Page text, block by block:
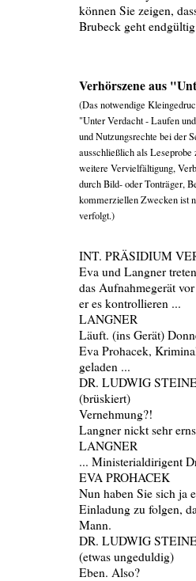
können Sie zeigen,
Brubeck geht
Verhörszene aus
(Das notwendige
"Unter Verdacht - Laufen
und Nutzungsrechte bei der
ausschließlich als
weitere Vervielfältigung,
durch Bild- oder Tonträger,
kommerziellen Zwecken ist
verfolgt.)
INT. PRÄSIDIUM
Eva und Langner
das Aufnahmegerät
er es kontrollieren ...
LANGNER
Läuft. (ins Gerät)
Eva Prohacek,
geladen ...
DR. LUDWIG
(brüskiert)
Vernehmung?!
Langner nickt sehr
LANGNER
... Ministerialdirigent
EVA PROHACEK
Nun haben Sie sich ja
Einladung zu folgen,
Mann.
DR. LUDWIG
(etwas ungeduldig)
Eben. Also?